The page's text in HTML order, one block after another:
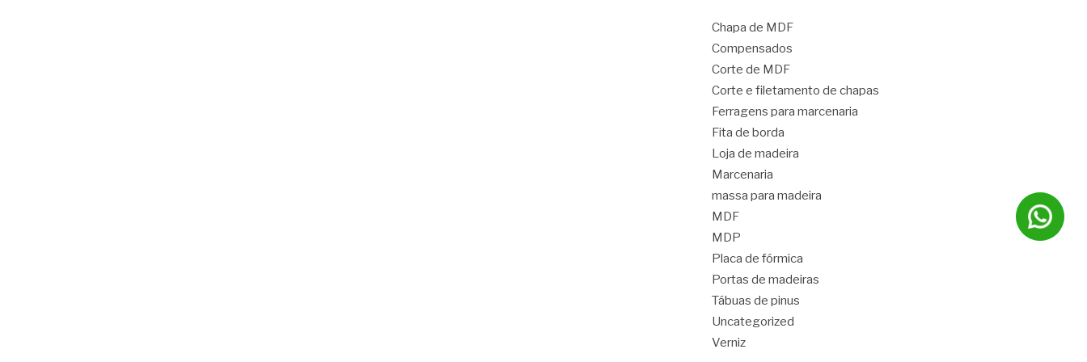
Chapa de MDF
Compensados
Corte de MDF
Corte e filetamento de chapas
Ferragens para marcenaria
Fita de borda
Loja de madeira
Marcenaria
massa para madeira
MDF
MDP
Placa de fórmica
Portas de madeiras
Tábuas de pinus
Uncategorized
Verniz